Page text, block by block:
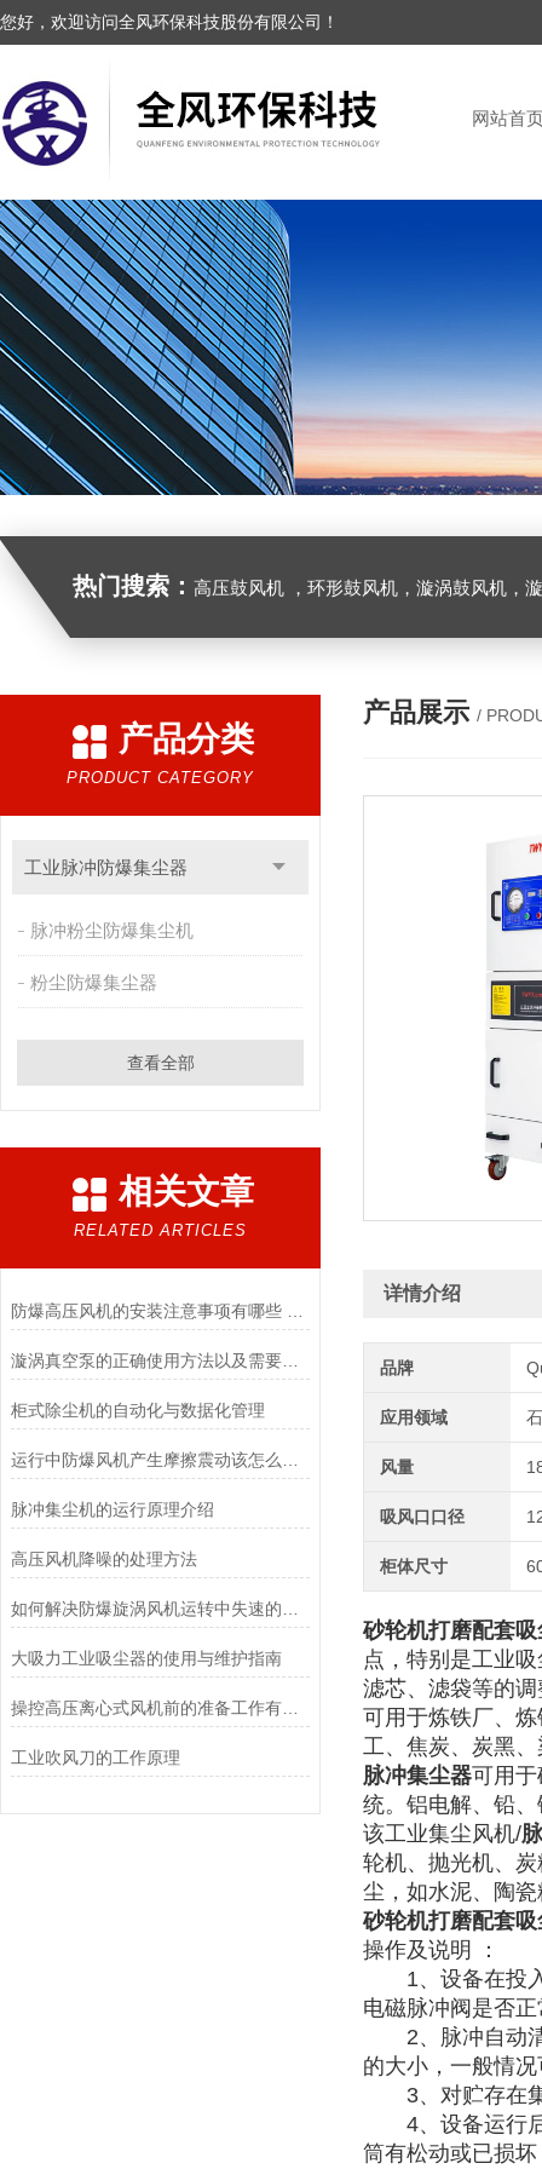
您好，欢迎访问全风环保科技股份有限公司！
网站首
热门搜索： 高压鼓风机 ，环形鼓风机，漩涡鼓风机，漩涡气泵，透浦式中压鼓风机，防爆风机，工业吸尘器，
产品分类
PRODUCT CATEGORY
工业脉冲防爆集尘器
脉冲粉尘防爆集尘机
粉尘防爆集尘器
查看全部
相关文章
RELATED ARTICLES
漩涡真空泵的正确使用方法以及需要注意的事项
柜式除尘机的自动化与数据化管理
脉冲集尘机的运行原理介绍
高压风机降噪的处理方法
大吸力工业吸尘器的使用与维护指南
操控高压离心式风机前的准备工作有哪些？
工业吹风刀的工作原理
产品展示 /
详情介绍
品牌
应用领域
风量
吸风口口径
柜体尺寸
砂轮机打磨配套
点，特别是工业
滤芯、滤袋等的
可用于炼铁厂、
工、焦炭、炭黑
脉冲集尘器可用
统。铝电解、铅
该工业集尘风机/
轮机、抛光机、
尘，如水泥、陶
砂轮机打磨配套
操作及说明 ：
1、设备在投入
电磁脉冲阀是否
2、脉冲自动清
的大小，一般情
3、对贮存在集
4、设备运行后
筒有松动或已损